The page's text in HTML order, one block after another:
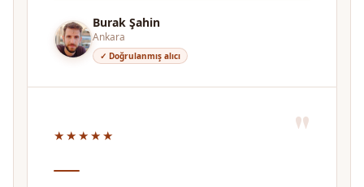
Burak Şahin
Ankara
✓ Doğrulanmış alıcı
★★★★★ "